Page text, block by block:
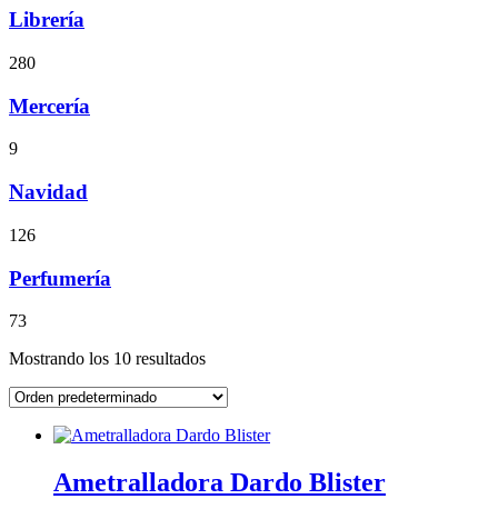
Librería
280
Mercería
9
Navidad
126
Perfumería
73
Mostrando los 10 resultados
Ametralladora Dardo Blister